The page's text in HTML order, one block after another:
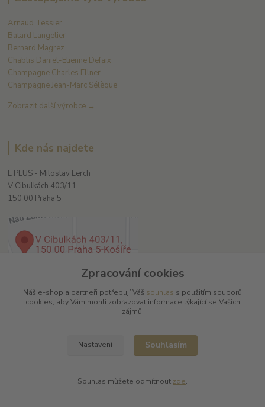
Arnaud Tessier
Batard Langelier
Bernard Magrez
Chablis Daniel-Etienne Defaix
Champagne Charles Ellner
Champagne Jean-Marc Sélèque
Zobrazit další výrobce →
Kde nás najdete
L PLUS - Miloslav Lerch
V Cibulkách 403/11
150 00 Praha 5
Kontakty
+420 608 885 840
Zpracování cookies
Náš e-shop a partneři potřebují Váš souhlas s použitím souborů
cookies, aby Vám mohli zobrazovat informace týkající se Vašich
zájmů.
Nastavení Souhlasím
Souhlas můžete odmítnout zde.